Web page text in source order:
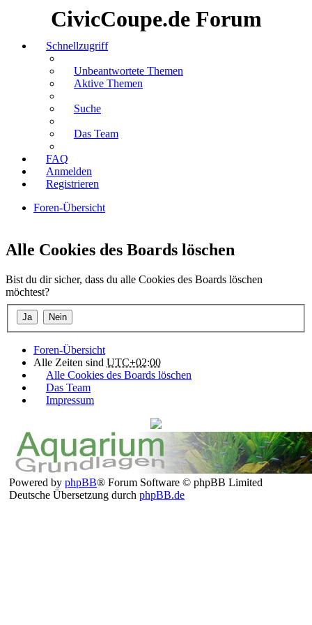
CivicCoupe.de Forum
Schnellzugriff
Unbeantwortete Themen
Aktive Themen
Suche
Das Team
FAQ
Anmelden
Registrieren
Foren-Übersicht
Alle Cookies des Boards löschen
Bist du dir sicher, dass du alle Cookies des Boards löschen
möchtest?
Foren-Übersicht
Alle Zeiten sind UTC+02:00
Alle Cookies des Boards löschen
Das Team
Impressum
Powered by phpBB® Forum Software © phpBB Limited
Deutsche Übersetzung durch phpBB.de